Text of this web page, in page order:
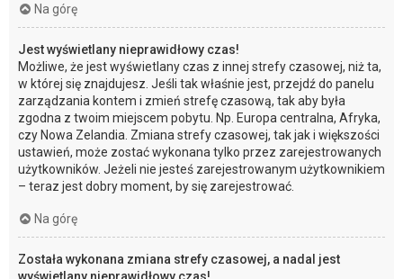
Na górę
Jest wyświetlany nieprawidłowy czas!
Możliwe, że jest wyświetlany czas z innej strefy czasowej, niż ta,
w której się znajdujesz. Jeśli tak właśnie jest, przejdź do panelu
zarządzania kontem i zmień strefę czasową, tak aby była
zgodna z twoim miejscem pobytu. Np. Europa centralna, Afryka,
czy Nowa Zelandia. Zmiana strefy czasowej, tak jak i większości
ustawień, może zostać wykonana tylko przez zarejestrowanych
użytkowników. Jeżeli nie jesteś zarejestrowanym użytkownikiem
– teraz jest dobry moment, by się zarejestrować.
Na górę
Została wykonana zmiana strefy czasowej, a nadal jest
wyświetlany nieprawidłowy czas!